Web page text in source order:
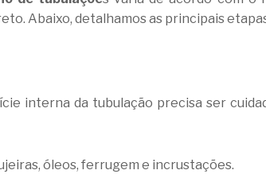
Abaixo, detalhamos as principais
interna da tubulação precisa ser
óleos, ferrugem e incrustações.